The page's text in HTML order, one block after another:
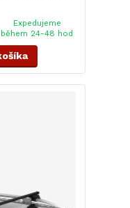
Expedujeme
během 24-48 hod